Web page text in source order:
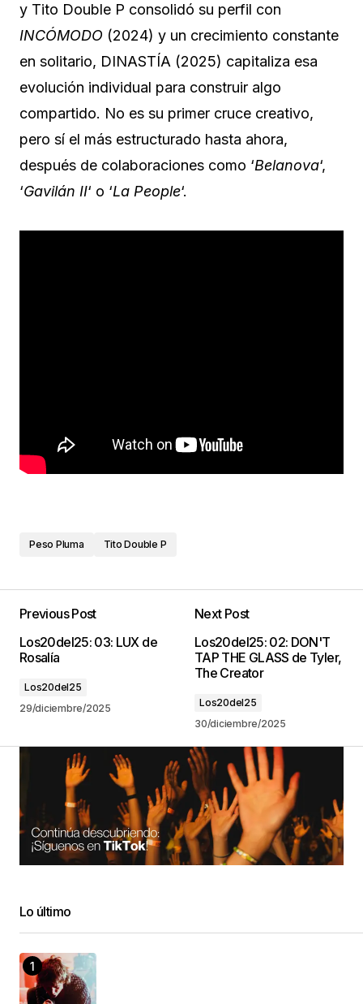
y Tito Double P consolidó su perfil con
INCÓMODO (2024) y un crecimiento constante
en solitario, DINASTÍA (2025) capitaliza esa
evolución individual para construir algo
compartido. No es su primer cruce creativo,
pero sí el más estructurado hasta ahora,
después de colaboraciones como ‘Belanova‘,
‘Gavilán II‘ o ‘La People‘.
Peso Pluma Tito Double P
Previous Post
Los20del25: 03: LUX de
Rosalía
Los20del25
29/diciembre/2025
Next Post
Los20del25: 02: DON'T
TAP THE GLASS de Tyler,
The Creator
Los20del25
30/diciembre/2025
Lo último